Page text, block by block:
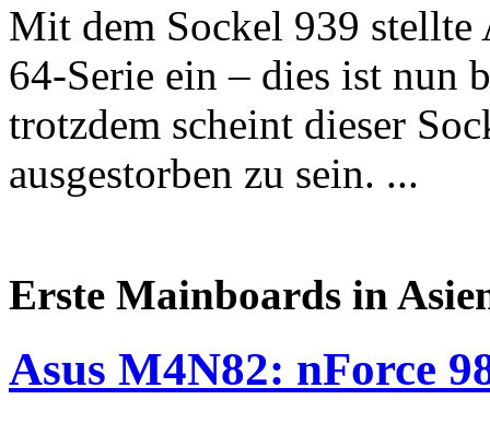
Mit dem Sockel 939
64-Serie ein – dies ist nun
trotzdem scheint dieser
ausgestorben zu sein. ...
Erste Mainboards in
Asus M4N82: nForce